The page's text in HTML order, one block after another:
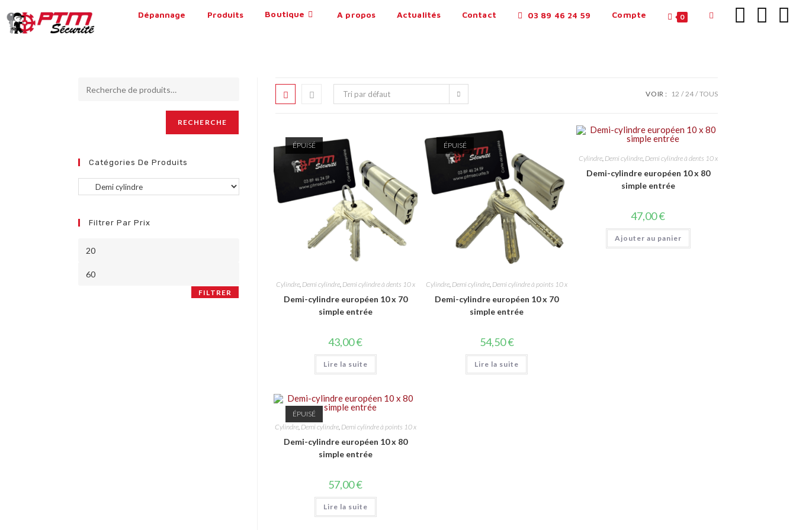
Dépannage Produits Boutique A propos Actualités Contact 03 89 46 24 59 Compte 0
Tri par défaut VOIR : 12 24 TOUS
ÉPUISÉ
Cylindre, Demi cylindre, Demi cylindre à dents 10 x
Demi-cylindre européen 10 x 70
simple entrée
43,00€
Lire la suite
ÉPUISÉ
Cylindre, Demi cylindre, Demi cylindre à points 10 x
Demi-cylindre européen 10 x 70
simple entrée
54,50€
Lire la suite
Cylindre, Demi cylindre, Demi cylindre à dents 10 x
Demi-cylindre européen 10 x 80
simple entrée
47,00€
Ajouter au panier
ÉPUISÉ
Cylindre, Demi cylindre, Demi cylindre à points 10 x
Demi-cylindre européen 10 x 80
simple entrée
57,00€
Lire la suite
RECHERCHE
Catégories De Produits
Filtrer Par Prix
FILTRER